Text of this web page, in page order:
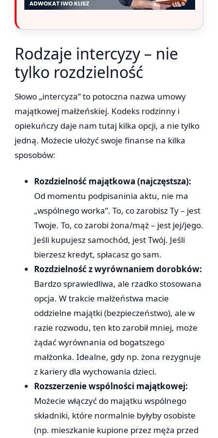
Rodzaje intercyzy – nie
tylko rozdzielność
Słowo „intercyza” to potoczna nazwa umowy
majątkowej małżeńskiej. Kodeks rodzinny i
opiekuńczy daje nam tutaj kilka opcji, a nie tylko
jedną. Możecie ułożyć swoje finanse na kilka
sposobów:
Rozdzielność majątkowa (najczęstsza):
Od momentu podpisaninia aktu, nie ma
„wspólnego worka”. To, co zarobisz Ty – jest
Twoje. To, co zarobi żona/mąż – jest jej/jego.
Jeśli kupujesz samochód, jest Twój. Jeśli
bierzesz kredyt, spłacasz go sam.
Rozdzielność z wyrównaniem dorobków:
Bardzo sprawiedliwa, ale rzadko stosowana
opcja. W trakcie małżeństwa macie
oddzielne majątki (bezpieczeństwo), ale w
razie rozwodu, ten kto zarobił mniej, może
żądać wyrównania od bogatszego
małżonka. Idealne, gdy np. żona rezygnuje
z kariery dla wychowania dzieci.
Rozszerzenie wspólności majątkowej:
Możecie włączyć do majątku wspólnego
składniki, które normalnie byłyby osobiste
(np. mieszkanie kupione przez męża przed